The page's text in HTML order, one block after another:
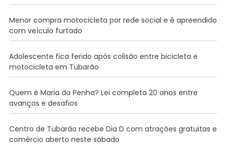
Menor compra motocicleta por rede social e é apreendido
com veículo furtado
Adolescente fica ferido após colisão entre bicicleta e
motocicleta em Tubarão
Quem é Maria da Penha? Lei completa 20 anos entre
avanços e desafios
Centro de Tubarão recebe Dia D com atrações gratuitas e
comércio aberto neste sábado